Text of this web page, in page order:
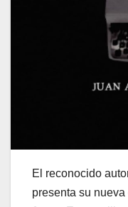
El reconocido
presenta su